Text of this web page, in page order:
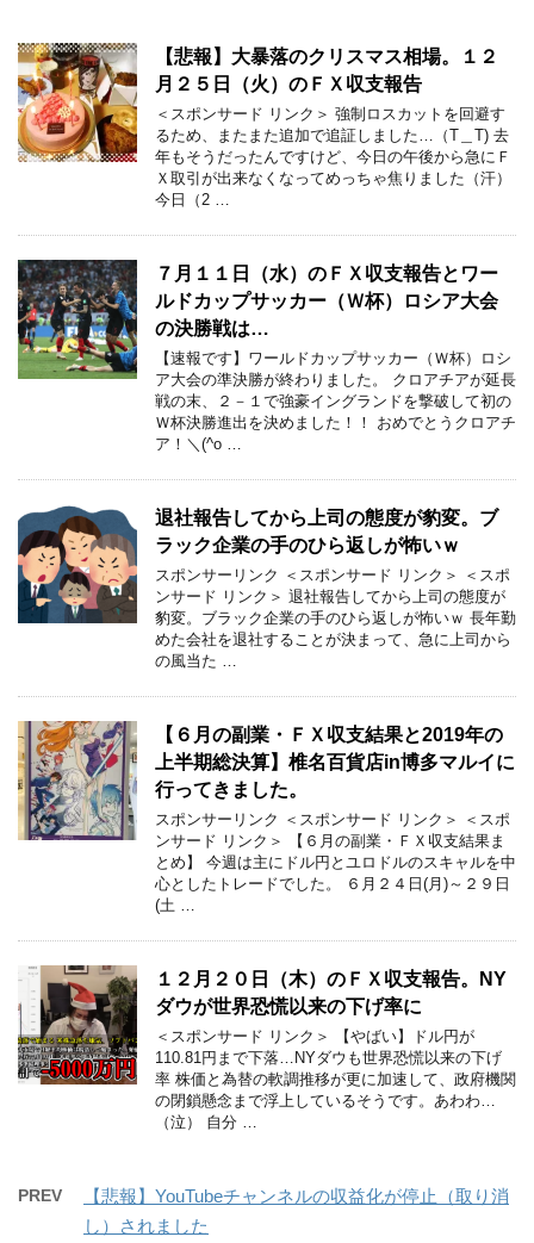
【悲報】大暴落のクリスマス相場。１２
月２５日（火）のＦＸ収支報告
＜スポンサード リンク＞ 強制ロスカットを回避す
るため、またまた追加で追証しました…（T＿T) 去
年もそうだったんですけど、今日の午後から急にＦ
Ｘ取引が出来なくなってめっちゃ焦りました（汗）
今日（2 …
７月１１日（水）のＦＸ収支報告とワー
ルドカップサッカー（Ｗ杯）ロシア大会
の決勝戦は…
【速報です】ワールドカップサッカー（Ｗ杯）ロシ
ア大会の準決勝が終わりました。 クロアチアが延長
戦の末、２－１で強豪イングランドを撃破して初の
Ｗ杯決勝進出を決めました！！ おめでとうクロアチ
ア！＼(^o …
退社報告してから上司の態度が豹変。ブ
ラック企業の手のひら返しが怖いｗ
スポンサーリンク ＜スポンサード リンク＞ ＜スポ
ンサード リンク＞ 退社報告してから上司の態度が
豹変。ブラック企業の手のひら返しが怖いｗ 長年勤
めた会社を退社することが決まって、急に上司から
の風当た …
【６月の副業・ＦＸ収支結果と2019年の
上半期総決算】椎名百貨店in博多マルイに
行ってきました。
スポンサーリンク ＜スポンサード リンク＞ ＜スポ
ンサード リンク＞ 【６月の副業・ＦＸ収支結果ま
とめ】 今週は主にドル円とユロドルのスキャルを中
心としたトレードでした。 ６月２４日(月)～２９日
(土 …
１２月２０日（木）のＦＸ収支報告。NY
ダウが世界恐慌以来の下げ率に
＜スポンサード リンク＞ 【やばい】ドル円が
110.81円まで下落…NYダウも世界恐慌以来の下げ
率 株価と為替の軟調推移が更に加速して、政府機関
の閉鎖懸念まで浮上しているそうです。あわわ…
（泣） 自分 …
PREV
【悲報】YouTubeチャンネルの収益化が停止（取り消
し）されました